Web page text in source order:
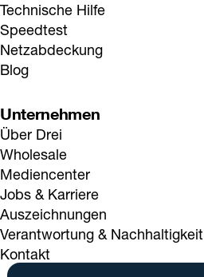
Technische Hilfe
Speedtest
Netzabdeckung
Blog
Unternehmen
Über Drei
Wholesale
Mediencenter
Jobs & Karriere
Auszeichnungen
Verantwortung & Nachhaltigkeit
Kontakt